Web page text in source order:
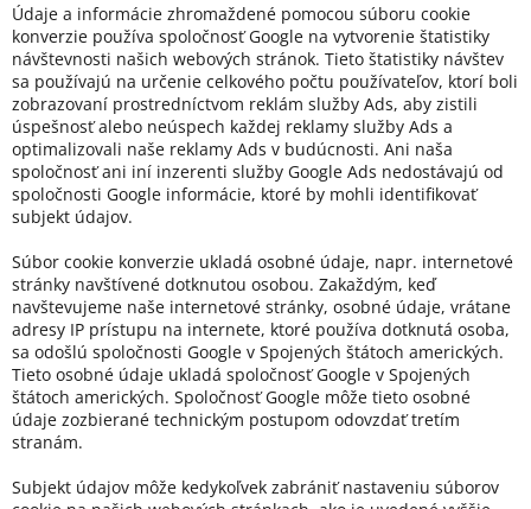
Údaje a informácie zhromaždené pomocou súboru cookie
konverzie používa spoločnosť Google na vytvorenie štatistiky
návštevnosti našich webových stránok. Tieto štatistiky návštev
sa používajú na určenie celkového počtu používateľov, ktorí boli
zobrazovaní prostredníctvom reklám služby Ads, aby zistili
úspešnosť alebo neúspech každej reklamy služby Ads a
optimalizovali naše reklamy Ads v budúcnosti. Ani naša
spoločnosť ani iní inzerenti služby Google Ads nedostávajú od
spoločnosti Google informácie, ktoré by mohli identifikovať
subjekt údajov.
Súbor cookie konverzie ukladá osobné údaje, napr. internetové
stránky navštívené dotknutou osobou. Zakaždým, keď
navštevujeme naše internetové stránky, osobné údaje, vrátane
adresy IP prístupu na internete, ktoré používa dotknutá osoba,
sa odošlú spoločnosti Google v Spojených štátoch amerických.
Tieto osobné údaje ukladá spoločnosť Google v Spojených
štátoch amerických. Spoločnosť Google môže tieto osobné
údaje zozbierané technickým postupom odovzdať tretím
stranám.
Subjekt údajov môže kedykoľvek zabrániť nastaveniu súborov